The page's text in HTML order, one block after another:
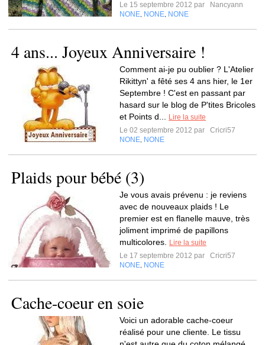
Le 15 septembre 2012 par
Nancyann
NONE NONE NONE
4 ans... Joyeux Anniversaire !
Comment ai-je pu oublier ? L'Atelier
Rikittyn' a fêté ses 4 ans hier, le 1er
Septembre ! C'est en passant par
hasard sur le blog de P'tites Bricoles
et Points d...
Lire la suite
Le 02 septembre 2012 par
Cricri57
NONE NONE
Plaids pour bébé (3)
Je vous avais prévenu : je reviens
avec de nouveaux plaids ! Le
premier est en flanelle mauve, très
joliment imprimé de papillons
multicolores.
Lire la suite
Le 17 septembre 2012 par
Cricri57
NONE NONE
Cache-coeur en soie
Voici un adorable cache-coeur
réalisé pour une cliente. Le tissu